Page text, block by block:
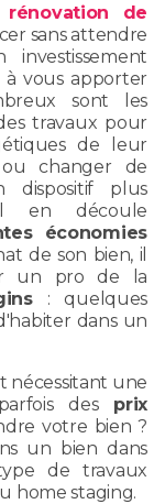
rénovation de
sans attendre
vous apporter
sont les
travaux pour
de leur
changer de
dispositif plus
en découle
économies
de son bien, il
un pro de la
: quelques
dans un
nécessitant une
des prix
votre bien ?
un bien dans
de travaux
home staging.